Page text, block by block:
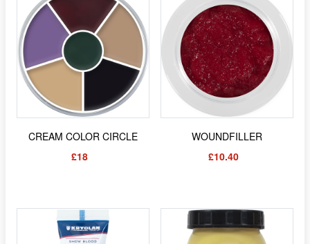
CREAM COLOR CIRCLE
£18
WOUNDFILLER
£10.40